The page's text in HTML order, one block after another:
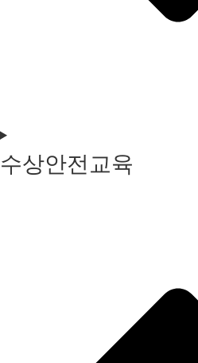
수상안전교육